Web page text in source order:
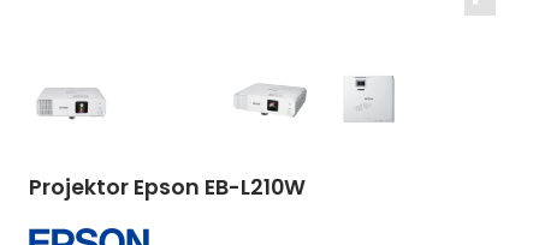
Projektor Epson EB-L210W